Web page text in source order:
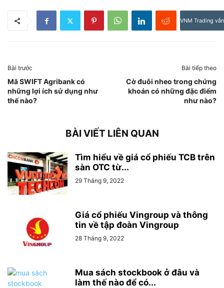
VNM Trading
Bài trước
Mã SWIFT Agribank có
những lợi ích sử dụng như
thế nào?
Bài tiếp theo
Cờ đuôi nheo trong chứng
khoán có những đặc điểm
như nào?
BÀI VIẾT LIÊN QUAN
Tìm hiểu về giá cổ phiếu TCB trên
sàn OTC từ...
29 Tháng 9, 2022
Giá cổ phiếu Vingroup và thông
tin về tập đoàn Vingroup
28 Tháng 9, 2022
Mua sách stockbook ở đâu và
làm thế nào để có...